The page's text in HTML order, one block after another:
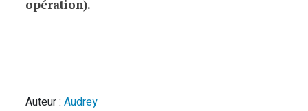
opération).
Auteur :Audrey